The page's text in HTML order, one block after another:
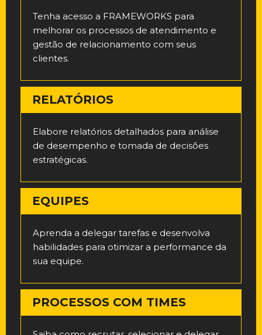
Tenha acesso a FRAMEWORKS para
melhorar os processos de atendimento e
gestão de relacionamento com seus
clientes.
RELATÓRIOS
Elabore relatórios detalhados para análise
de desempenho e tomada de decisões
estratégicas.
EQUIPES
Aprenda a delegar tarefas e desenvolva
habilidades para otimizar a performance da
sua equipe.
PROCESSOS COM TIMES